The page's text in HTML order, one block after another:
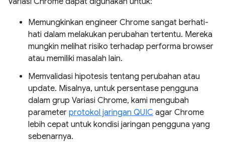
Memungkinkan engineer Chrome sangat berhati-
hati dalam melakukan perubahan tertentu. Mereka
mungkin melihat risiko terhadap performa browser
atau memiliki masalah lain.
Memvalidasi hipotesis tentang perubahan atau
update. Misalnya, untuk persentase pengguna
dalam grup Variasi Chrome, kami mengubah
parameter protokol jaringan QUIC agar Chrome
lebih cepat untuk kondisi jaringan pengguna yang
sebenarnya.